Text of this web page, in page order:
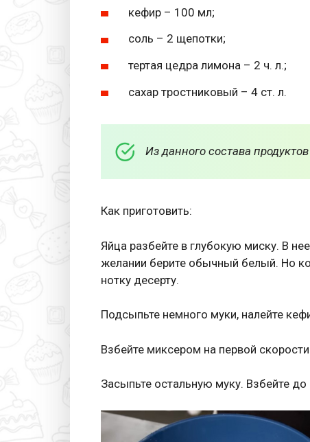
кефир – 100 мл;
соль – 2 щепотки;
тертая цедра лимона – 2 ч. л.;
сахар тростниковый – 4 ст. л.
Из данного состава
Как приготовить:
Яйца разбейте в глубокую миску. В
желании берите обычный белый. Но
нотку десерту.
Подсыпьте немного муки, налейте
Взбейте миксером на первой скорости.
Засыпьте остальную муку. Взбейте